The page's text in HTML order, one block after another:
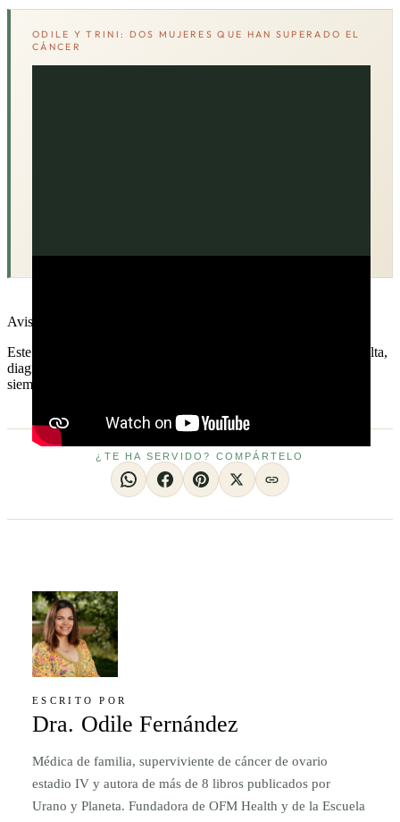
ODILE Y TRINI: DOS MUJERES QUE HAN SUPERADO EL
CÁNCER
Aviso médico
Este contenido es informativo y educativo. No sustituye la consulta,
diagnóstico o tratamiento de un profesional sanitario. Consulta
siempre a tu médico antes de tomar decisiones sobre tu salud.
¿TE HA SERVIDO? COMPÁRTELO
ESCRITO POR
Dra. Odile Fernández
Médica de familia, superviviente de cáncer de ovario
estadio IV y autora de más de 8 libros publicados por
Urano y Planeta. Fundadora de OFM Health y de la Escuela